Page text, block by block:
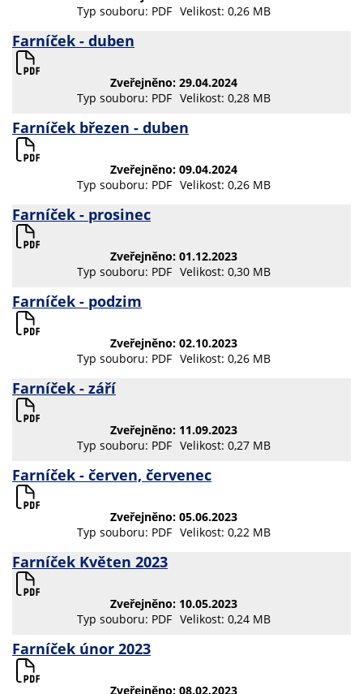
Typ souboru: PDF Velikost: 0,26 MB
Farníček - duben
Zveřejněno: 29.04.2024
Typ souboru: PDF Velikost: 0,28 MB
Farníček březen - duben
Zveřejněno: 09.04.2024
Typ souboru: PDF Velikost: 0,26 MB
Farníček - prosinec
Zveřejněno: 01.12.2023
Typ souboru: PDF Velikost: 0,30 MB
Farníček - podzim
Zveřejněno: 02.10.2023
Typ souboru: PDF Velikost: 0,26 MB
Farníček - září
Zveřejněno: 11.09.2023
Typ souboru: PDF Velikost: 0,27 MB
Farníček - červen, červenec
Zveřejněno: 05.06.2023
Typ souboru: PDF Velikost: 0,22 MB
Farníček Květen 2023
Zveřejněno: 10.05.2023
Typ souboru: PDF Velikost: 0,24 MB
Farníček únor 2023
Zveřejněno: 08.02.2023